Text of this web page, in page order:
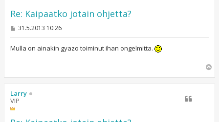
Re: Kaipaatko jotain ohjetta?
V
s
31.5.2013 10:26
Mulla on ainakin gyazo toiminut ihan ongelmitta.
ö
Larry
VIP